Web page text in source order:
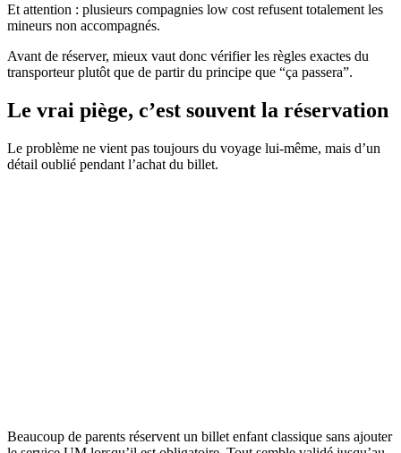
Et attention : plusieurs compagnies low cost refusent totalement les
mineurs non accompagnés.
Avant de réserver, mieux vaut donc vérifier les règles exactes du
transporteur plutôt que de partir du principe que “ça passera”.
Le vrai piège, c’est souvent la réservation
Le problème ne vient pas toujours du voyage lui-même, mais d’un
détail oublié pendant l’achat du billet.
Beaucoup de parents réservent un billet enfant classique sans ajouter